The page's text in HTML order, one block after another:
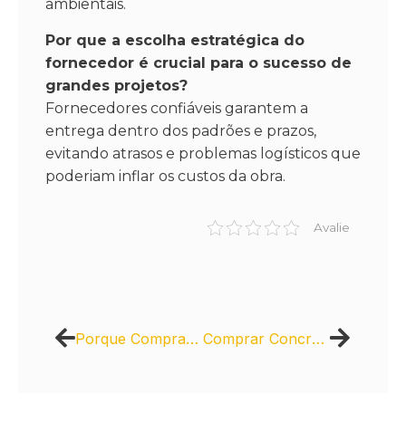
ambientais.
Por que a escolha estratégica do
fornecedor é crucial para o sucesso de
grandes projetos?
Fornecedores confiáveis garantem a
entrega dentro dos padrões e prazos,
evitando atrasos e problemas logísticos que
poderiam inflar os custos da obra.
Avalie
Porque Comprar Bloquete de Cimento Direto do Fabricante Comprar Concreto Usinado: Economia de Tempo e Recursos